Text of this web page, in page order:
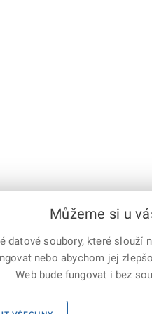
Corp.
Facebook
serveru
Můžeme si u
datové soubory, které
nebo abychom jej
Web bude fungovat i bez